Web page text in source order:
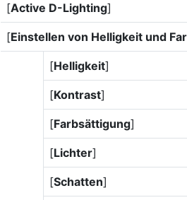
[Active D-Lighting]
[Einstellen von Helligkeit und
[Helligkeit]
[Kontrast]
[Farbsättigung]
[Lichter]
[Schatten]